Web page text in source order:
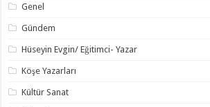
Genel
Gündem
Hüseyin Evgin/ Eğitimci- Yazar
Köşe Yazarları
Kültür Sanat